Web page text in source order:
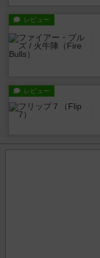
レビュー
レビュー